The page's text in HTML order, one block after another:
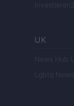
UK
News Hub
Lgbtq News